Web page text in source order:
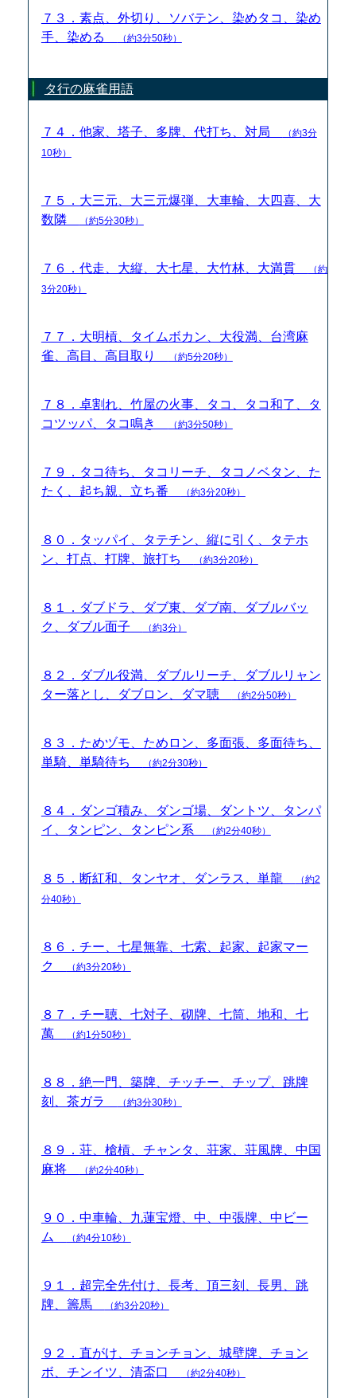
７３．素点、外切り、ソバテン、染めタコ、染め
手、染める
（約3分50秒）
タ行の麻雀用語
７４．他家、塔子、多牌、代打ち、対局
（約3分
10秒）
７５．大三元、大三元爆弾、大車輪、大四喜、大
数隣
（約5分30秒）
７６．代走、大縦、大七星、大竹林、大満貫
（約
3分20秒）
７７．大明槓、タイムボカン、大役満、台湾麻
雀、高目、高目取り
（約5分20秒）
７８．卓割れ、竹屋の火事、タコ、タコ和了、タ
コツッパ、タコ鳴き
（約3分50秒）
７９．タコ待ち、タコリーチ、タコノベタン、た
たく、起ち親、立ち番
（約3分20秒）
８０．タッパイ、タテチン、縦に引く、タテホ
ン、打点、打牌、旅打ち
（約3分20秒）
８１．ダブドラ、ダブ東、ダブ南、ダブルバッ
ク、ダブル面子
（約3分）
８２．ダブル役満、ダブルリーチ、ダブルリャン
ター落とし、ダブロン、ダマ聴
（約2分50秒）
８３．ためヅモ、ためロン、多面張、多面待ち、
単騎、単騎待ち
（約2分30秒）
８４．ダンゴ積み、ダンゴ場、ダントツ、タンパ
イ、タンピン、タンピン系
（約2分40秒）
８５．断紅和、タンヤオ、ダンラス、単龍
（約2
分40秒）
８６．チー、七星無靠、七索、起家、起家マー
ク
（約3分20秒）
８７．チー聴、七対子、砌牌、七筒、地和、七
萬
（約1分50秒）
８８．絶一門、築牌、チッチー、チップ、跳牌
刻、茶ガラ
（約3分30秒）
８９．荘、槍槓、チャンタ、荘家、荘風牌、中国
麻将
（約2分40秒）
９０．中車輪、九蓮宝燈、中、中張牌、中ビー
ム
（約4分10秒）
９１．超完全先付け、長考、頂三刻、長男、跳
牌、籌馬
（約3分20秒）
９２．直がけ、チョンチョン、城壁牌、チョン
ボ、チンイツ、清盃口
（約2分40秒）